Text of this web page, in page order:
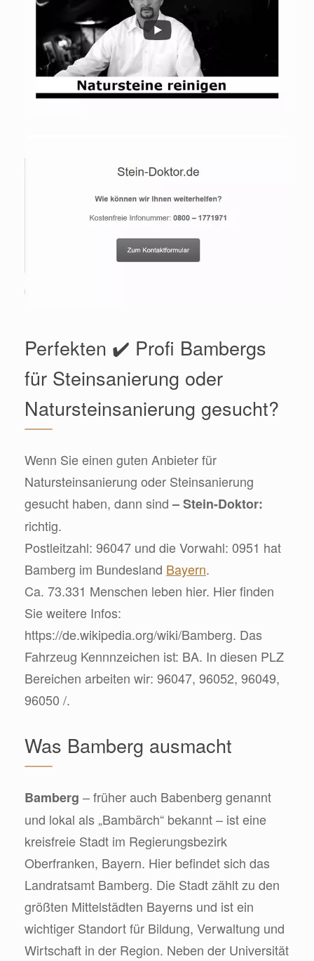
Perfekten ✔️ Profi Bambergs
für Steinsanierung oder
Natursteinsanierung gesucht?
Wenn Sie einen guten Anbieter für
Natursteinsanierung oder Steinsanierung
gesucht haben, dann sind– Stein-Doktor:
richtig.
Postleitzahl: 96047 und die Vorwahl: 0951 hat
Bamberg im Bundesland Bayern.
Ca. 73.331 Menschen leben hier. Hier finden
Sie weitere Infos:
https://de.wikipedia.org/wiki/Bamberg. Das
Fahrzeug Kennnzeichen ist: BA. In diesen PLZ
Bereichen arbeiten wir: 96047, 96052, 96049,
96050 /.
Was Bamberg ausmacht
Bamberg – früher auch Babenberg genannt
und lokal als „Bambärch“ bekannt – ist eine
kreisfreie Stadt im Regierungsbezirk
Oberfranken, Bayern. Hier befindet sich das
Landratsamt Bamberg. Die Stadt zählt zu den
größten Mittelstädten Bayerns und ist ein
wichtiger Standort für Bildung, Verwaltung und
Wirtschaft in der Region. Neben der Universität